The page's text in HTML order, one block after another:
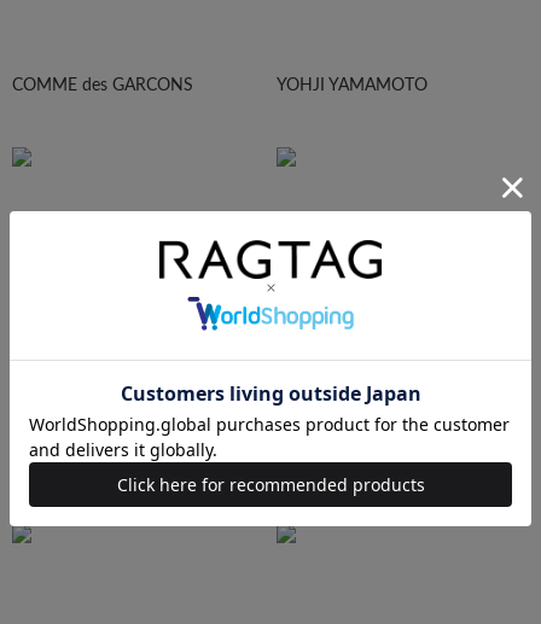
COMME des GARCONS YOHJI YAMAMOTO
HOMME PLISEE
AURALEE Maison MIHARA YASUHIRO